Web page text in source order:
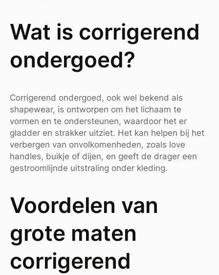
Wat is corrigerend
ondergoed?
Corrigerend ondergoed, ook wel bekend als
shapewear, is ontworpen om het lichaam te
vormen en te ondersteunen, waardoor het er
gladder en strakker uitziet. Het kan helpen bij het
verbergen van onvolkomenheden, zoals love
handles, buikje of dijen, en geeft de drager een
gestroomlijnde uitstraling onder kleding.
Voordelen van
grote maten
corrigerend